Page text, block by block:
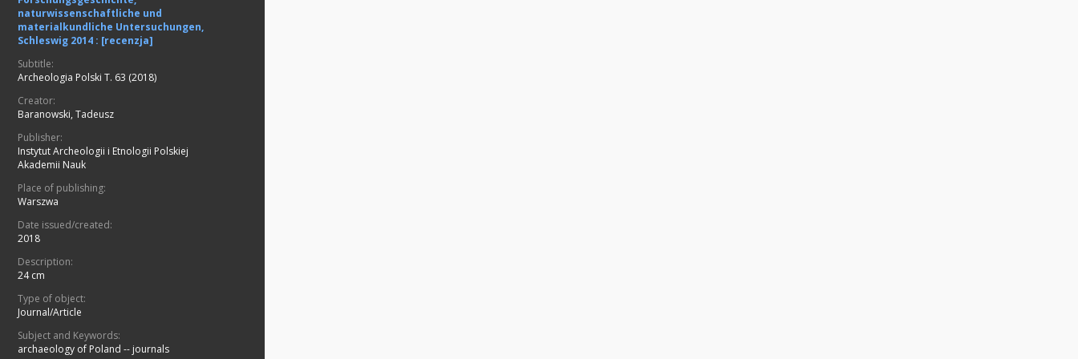
naturwissenschaftliche und
materialkundliche Untersuchungen,
Schleswig 2014 : [recenzja]
Subtitle:
Archeologia Polski T. 63 (2018)
Creator:
Baranowski, Tadeusz
Publisher:
Instytut Archeologii i Etnologii Polskiej
Akademii Nauk
Place of publishing:
Warszwa
Date issued/created:
2018
Description:
24 cm
Type of object:
Journal/Article
Subject and Keywords:
archaeology of Poland -- journals